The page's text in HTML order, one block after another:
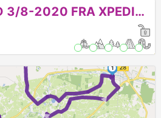
► ►
1
TORSDAGSTUR D 3/8-2020 FRA XPEDIT I ØLGOD TIL Engsøen med grill og Pølser ;-) Bøgh: 40427339 - bjarne@bmwmc.dk